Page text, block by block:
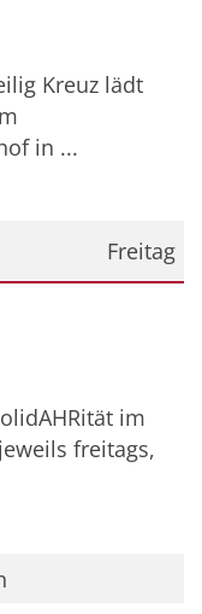
Kreuz lädt
in ...
Freitag
im
freitags,